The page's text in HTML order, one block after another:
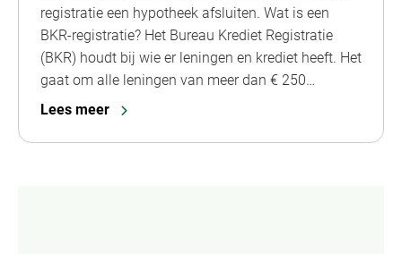
registratie een hypotheek afsluiten. Wat is een
BKR-registratie? Het Bureau Krediet Registratie
(BKR) houdt bij wie er leningen en krediet heeft. Het
gaat om alle leningen van meer dan € 250…
Lees meer